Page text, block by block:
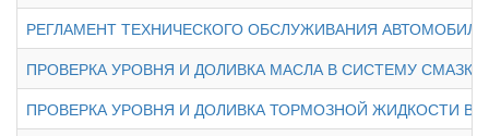
РЕГЛАМЕНТ ТЕХНИЧЕСКОГО ОБСЛУЖИВАНИЯ АВТОМОБИЛЯ
ПРОВЕРКА УРОВНЯ И ДОЛИВКА МАСЛА В СИСТЕМУ СМАЗКИ
ПРОВЕРКА УРОВНЯ И ДОЛИВКА ТОРМОЗНОЙ ЖИДКОСТИ В